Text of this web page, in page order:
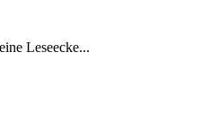
Leseecke...